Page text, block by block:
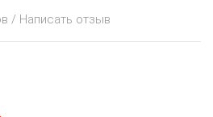
/ Написать отзыв